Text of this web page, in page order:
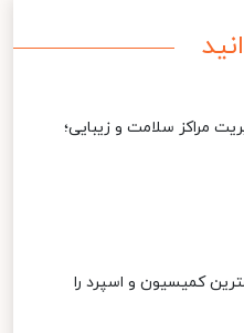
مراکز سلامت و زیبایی؛
کمیسیون و اسپرد را